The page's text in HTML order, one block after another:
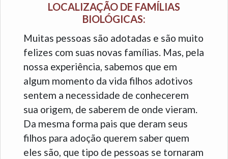
LOCALIZAÇÃO DE FAMÍLIAS
BIOLÓGICAS:
Muitas pessoas são adotadas e são muito
felizes com suas novas famílias. Mas, pela
nossa experiência, sabemos que em
algum momento da vida filhos adotivos
sentem a necessidade de conhecerem
sua origem, de saberem de onde vieram.
Da mesma forma pais que deram seus
filhos para adoção querem saber quem
eles são, que tipo de pessoas se tornaram